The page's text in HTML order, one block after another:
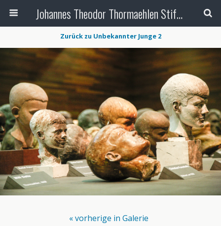
Johannes Theodor Thormaehlen Stiftung
Zurück zu Unbekannter Junge 2
« vorherige in Galerie